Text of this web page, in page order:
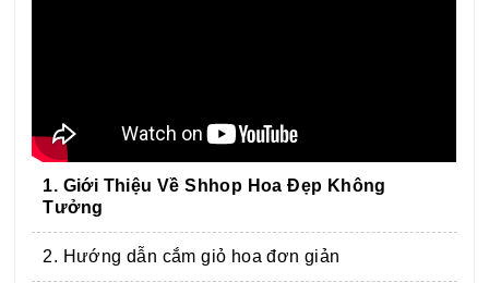
1. Giới Thiệu Về Shhop Hoa Đẹp Không
Tưởng
2. Hướng dẫn cắm giỏ hoa đơn giản